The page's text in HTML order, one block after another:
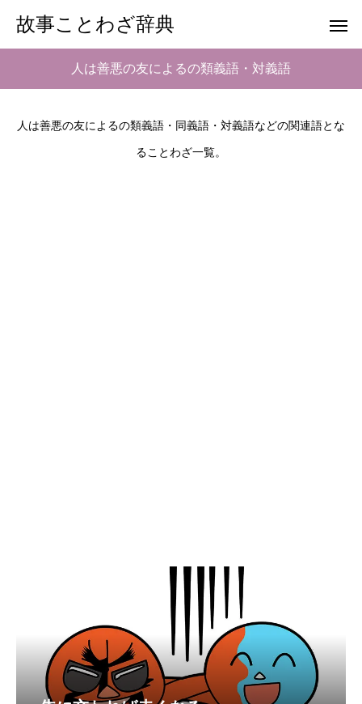
故事ことわざ辞典
人は善悪の友によるの類義語・対義語
人は善悪の友によるの類義語・同義語・対義語などの関連語とな
ることわざ一覧。